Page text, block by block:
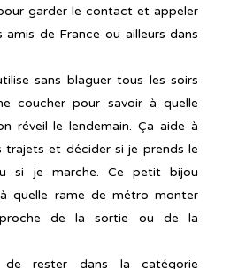
garder le contact et appeler
de France ou ailleurs dans
sans blaguer tous les soirs
coucher pour savoir à quelle
réveil le lendemain. Ça aide à
trajets et décider si je prends le
si je marche. Ce petit bijou
à quelle rame de métro monter
de la sortie ou de la
rester dans la catégorie